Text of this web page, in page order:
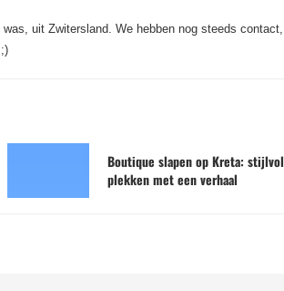
uit Zwitersland. We hebben nog steeds
Boutique slapen op Kreta:
plekken met een verhaal